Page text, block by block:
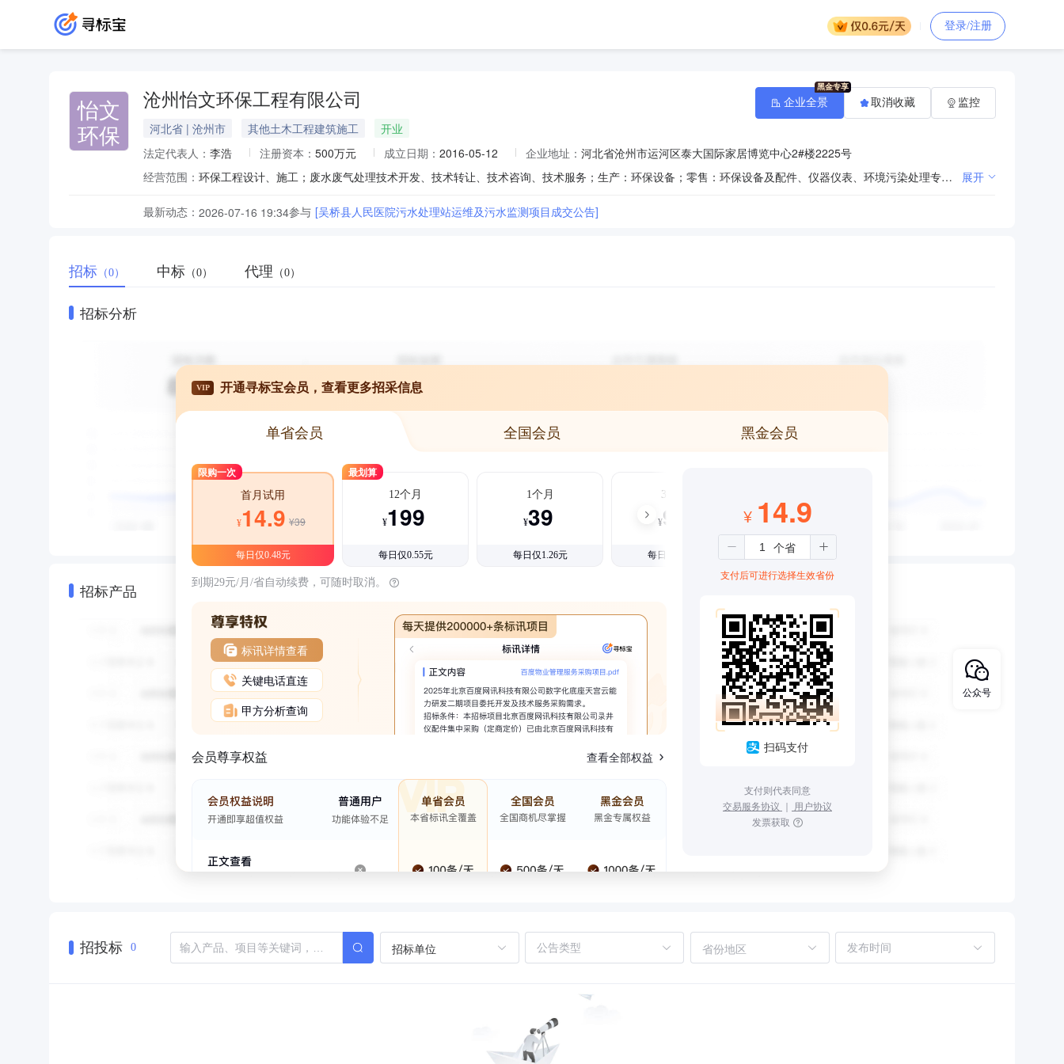
登录/注册
怡文
环保
沧州怡文环保工程有限公司
河北省 | 沧州市 其他土木工程建筑施工
开业
法定代表人： 李浩 注册资本： 500万元 成立日期： 2016-05-12 企业地址： 河北省沧州市运河区泰大国际家居博览中心2#楼2225号
经营范围：
环保工程设计、施工；废水废气处理技术开发、技术转让、技术咨询、技术服务；生产：环保设备；零售：环保设备及配件、仪器仪表、环境污染处理专用药剂（不含危险化学品）**（依法须经批准的项目，经相关部门批准后方可开展经营活动） 展开
最新动态： 2026-07-16 19:34参与 [吴桥县人民医院污水处理站运维及污水监测项目成交公告]
企业全景 取消收藏 监控
招标 （0） 中标 （0） 代理 （0）
招标分析
招标产品
VIP 开通寻标宝会员，查看更多招采信息
单省会员 全国会员 黑金会员
限购一次
首月试用
¥14.9 ¥39
每日仅0.48元
最划算
12个月
¥199
每日仅0.55元
1个月
¥39
每日仅1.26元
3个月
¥99
每日仅1.08元
到期29元/月/省自动续费，可随时取消。
标讯详情查看
关键电话直连
甲方分析查询
会员尊享权益 查看全部权益
¥ 14.9
支付后可进行选择生效省份
扫码支付
支付则代表同意
交易服务协议 ｜ 用户协议
发票获取
招投标 0 招标单位 省份地区
公众号